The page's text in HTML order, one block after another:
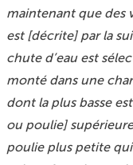
maintenant que des
est [décrite] par la
chute d’eau est
monté dans une
dont la plus basse
ou poulie]
poulie plus petite